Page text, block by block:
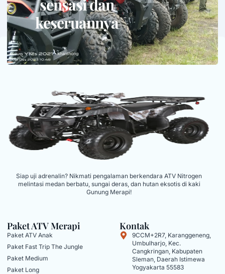
sensasi dan
keseruannya
Siap uji adrenalin? Nikmati pengalaman berkendara ATV Nitrogen
melintasi medan berbatu, sungai deras, dan hutan eksotis di kaki
Gunung Merapi!
Paket ATV Merapi
Paket ATV Anak
Paket Fast Trip The Jungle
Paket Medium
Paket Long
Kontak
9CCM+2R7, Karanggeneng,
Umbulharjo, Kec.
Cangkringan, Kabupaten
Sleman, Daerah Istimewa
Yogyakarta 55583